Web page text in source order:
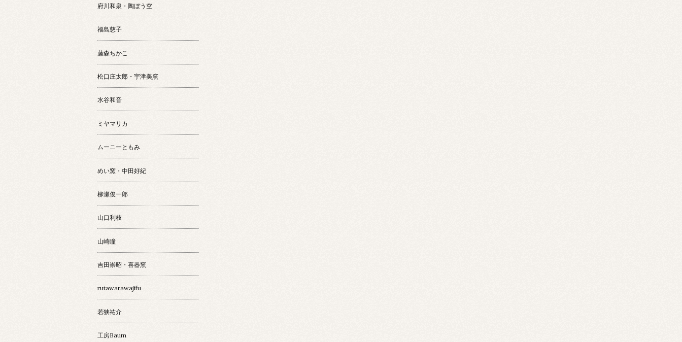
府川和泉・陶ぼう空
福島慈子
藤森ちかこ
松口庄太郎・宇津美窯
水谷和音
ミヤマリカ
ムーニーともみ
めい窯・中田好紀
柳瀬俊一郎
山口利枝
山崎瞳
吉田崇昭・喜器窯
rutawarawajifu
若狭祐介
工房Baum